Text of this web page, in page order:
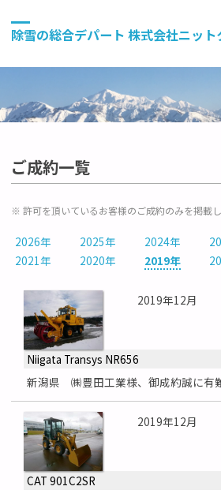
除雪の総合デパート 株式会社ニット
ご成約一覧
※ 許可を頂いているお客様のご成約のみを掲載し
2026年 2025年 2024年
2021年
2020年 2019年
2019年12月
Niigata Transys NR656
新潟県 ㈱豊田工業様、御成約誠に有
2019年12月
CAT 901C2SR